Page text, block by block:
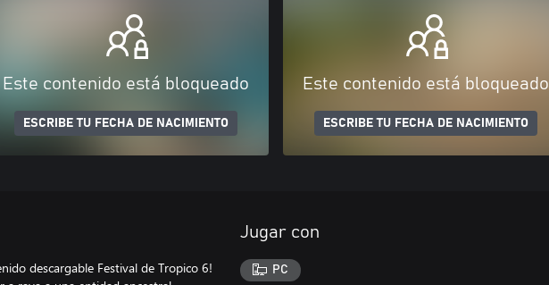
Este contenido está bloqueado
ESCRIBE TU FECHA DE NACIMIENTO
Este contenido está bloqueado
ESCRIBE TU FECHA DE NACIMIENTO
descargable Festival de Tropico 6!
Jugar con
PC